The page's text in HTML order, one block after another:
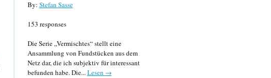
By: Stefan Sasse
153 responses
Die Serie „Vermischtes“ stellt eine
Ansammlung von Fundstücken aus dem
Netz dar, die ich subjektiv für interessant
befunden habe. Die...Lesen →